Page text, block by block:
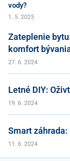
vody?
1. 5. 2025
Zateplenie
komfort
27. 6. 2024
Letné DIY:
19. 6. 2024
Smart
11. 6. 2024